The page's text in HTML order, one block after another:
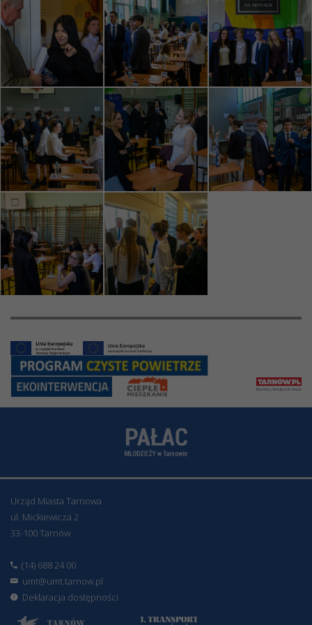
Urząd Miasta Tarnowa
ul. Mickiewicza 2
33-100 Tarnów
(14) 688 24 00
umt@umt.tarnow.pl
Deklaracja dostępności